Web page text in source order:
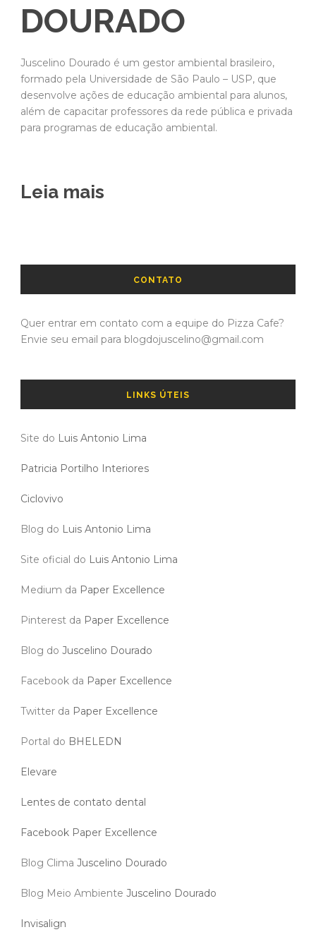
DOURADO
Juscelino Dourado é um gestor ambiental brasileiro,
formado pela Universidade de São Paulo – USP, que
desenvolve ações de educação ambiental para alunos,
além de capacitar professores da rede pública e privada
para programas de educação ambiental.
Leia mais
CONTATO
Quer entrar em contato com a equipe do Pizza Cafe?
Envie seu email para blogdojuscelino@gmail.com
LINKS ÚTEIS
Site do Luis Antonio Lima
Patricia Portilho Interiores
Ciclovivo
Blog do Luis Antonio Lima
Site oficial do Luis Antonio Lima
Medium da Paper Excellence
Pinterest da Paper Excellence
Blog do Juscelino Dourado
Facebook da Paper Excellence
Twitter da Paper Excellence
Portal do BHELEDN
Elevare
Lentes de contato dental
Facebook Paper Excellence
Blog Clima Juscelino Dourado
Blog Meio Ambiente Juscelino Dourado
Invisalign